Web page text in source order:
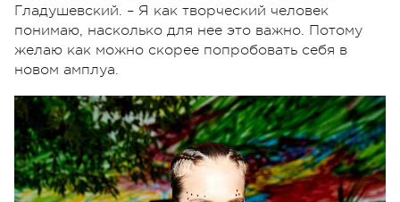
Гладушевский. – Я как творческий человек
понимаю, насколько для нее это важно. Потому
желаю как можно скорее попробовать себя в
новом амплуа.